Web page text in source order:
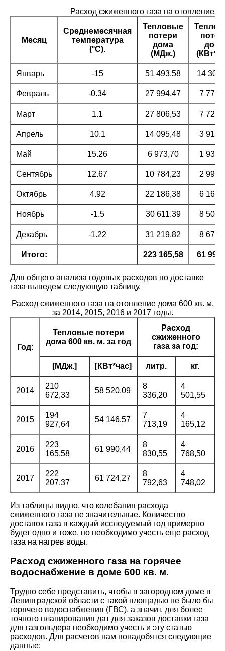
Расход сжиженного газа на отопление
Месяц
Среднемесячная
температура
(°С).
Тепловые
потери
дома
(МДж.)
дома
Итого: 223 165,58 61
Январь -15 51 493,58 14
Февраль -0.34 27 994,47 7
Март 1.1 27 806,53 7
Апрель 10.1 14 095,48 3
Май 15.26 6 973,70 1
Сентябрь 12.67 10 784,23 2
Октябрь 4.92 22 186,38 6
Ноябрь -1.5 30 611,39 8
Декабрь -1.22 31 219,82 8
Для общего анализа годовых расходов по доставке
газа выведем следующую таблицу.
Расход сжиженного газа на отопление дома 600 кв. м.
за 2014, 2015, 2016 и 2017 годы.
Год:
Тепловые потери
дома 600 кв. м. за год
Расход
сжиженного
газа за год:
[МДж.] [КВт*час] литр. кг.
2014
210
672,33
58 520,09
8
336,20
4
501,55
2015
194
927,64
54 146,57
7
713,19
4
165,12
2016
223
165,58
61 990,44
8
830,55
4
768,50
2017
222
207,37
61 724,27
8
792,63
4
748,02
Из таблицы видно, что колебания расхода
сжиженного газа не значительные. Количество
доставок газа в каждый исследуемый год примерно
будет одно и тоже, но необходимо учесть еще расход
газа на нагрев воды.
Расход сжиженного газа на горячее
водоснабжение в доме 600 кв. м.
Трудно себе представить, чтобы в загородном доме в
Ленинградской области с такой площадью не было бы
горячего водоснабжения (ГВС), а значит, для более
точного планирования дат для заказов доставки газа
для газгольдера необходимо учесть и эту статью
расходов. Для расчетов нам понадобятся следующие
данные: